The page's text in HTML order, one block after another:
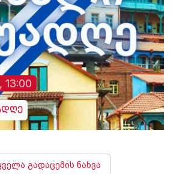
13:00
გადაცემის ნახვა